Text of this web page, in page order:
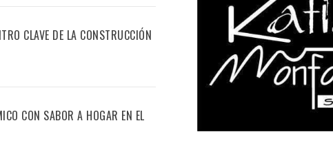
CLAVE DE LA CONSTRUCCIÓN
CON SABOR A HOGAR EN EL